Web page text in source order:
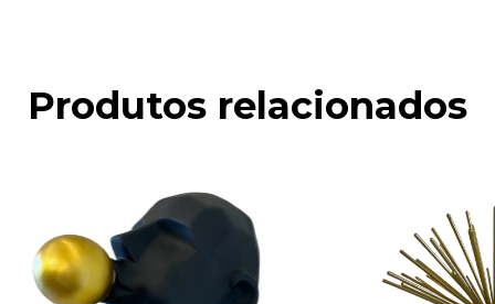
Produtos relacionados